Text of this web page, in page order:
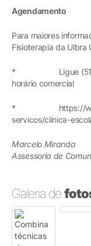
Agendamento
Para maiores
Fisioterapia da Ulbra
* Ligue (51)
horário comercial
* https://
servicos/clinica-
Marcelo Miranda
Assessoria de
Galeria de